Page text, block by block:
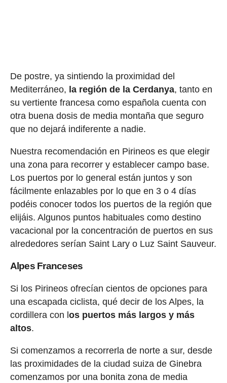
De postre, ya sintiendo la proximidad del
Mediterráneo, la región de la Cerdanya, tanto en
su vertiente francesa como española cuenta con
otra buena dosis de media montaña que seguro
que no dejará indiferente a nadie.
Nuestra recomendación en Pirineos es que elegir
una zona para recorrer y establecer campo base.
Los puertos por lo general están juntos y son
fácilmente enlazables por lo que en 3 o 4 días
podéis conocer todos los puertos de la región que
elijáis. Algunos puntos habituales como destino
vacacional por la concentración de puertos en sus
alrededores serían Saint Lary o Luz Saint Sauveur.
Alpes Franceses
Si los Pirineos ofrecían cientos de opciones para
una escapada ciclista, qué decir de los Alpes, la
cordillera con l os puertos más largos y más
altos.
Si comenzamos a recorrerla de norte a sur, desde
las proximidades de la ciudad suiza de Ginebra
comenzamos por una bonita zona de media